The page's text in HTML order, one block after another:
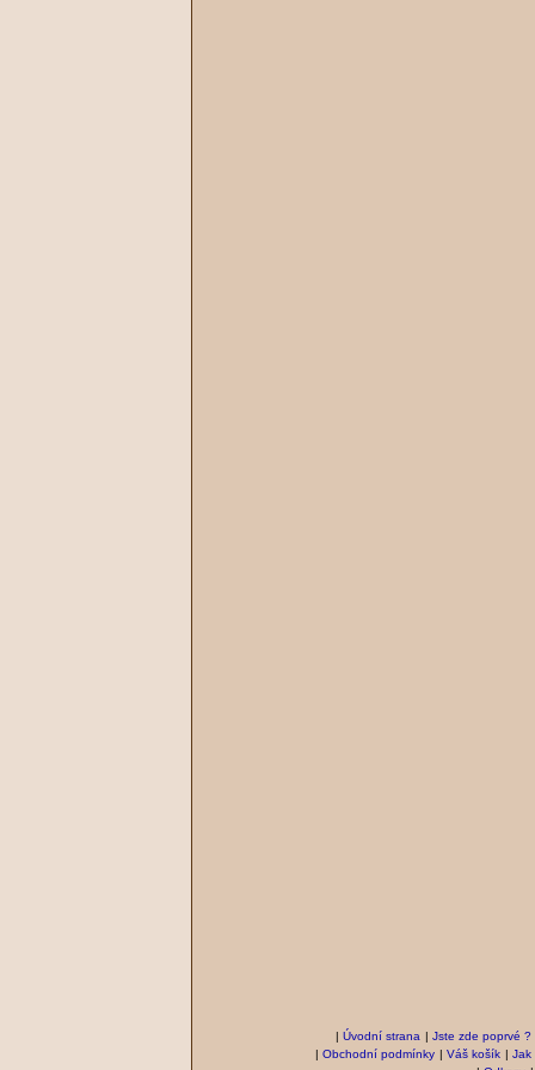
| Úvodní strana | Jste zde poprvé ?
| Obchodní podmínky | Váš košík | Jak